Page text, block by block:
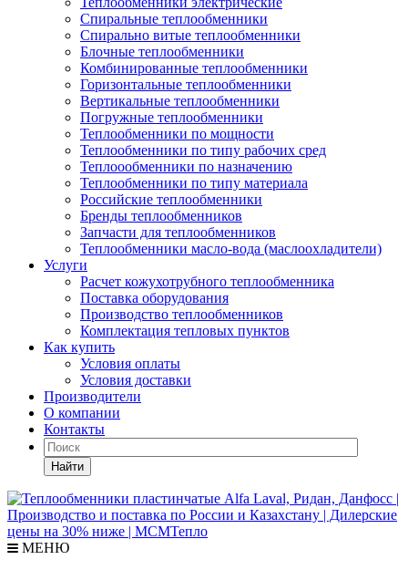
Спиральные теплообменники
Спирально витые теплообменники
Блочные теплообменники
Комбинированные теплообменники
Горизонтальные теплообменники
Вертикальные теплообменники
Погружные теплообменники
Теплообменники по мощности
Теплообменники по типу рабочих сред
Теплоообменники по назначению
Теплообменники по типу материала
Российские теплообменники
Бренды теплообменников
Запчасти для теплообменников
Теплообменники масло-вода (маслоохладители)
Услуги
Расчет кожухотрубного теплообменника
Поставка оборудования
Производство теплообменников
Комплектация тепловых пунктов
Как купить
Условия оплаты
Условия доставки
Производители
О компании
Контакты
Найти
МЕНЮ